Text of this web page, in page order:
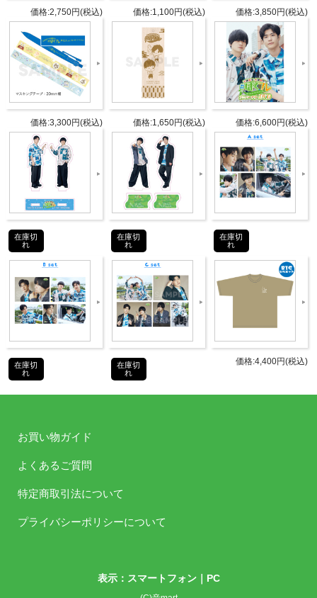
発売元
タブリエ・コミュニケーションズ株
販売元
タブリエ・コミュニケーションズ株
JANコ
ード
4582778180352
商品番
号
GOODS-1164
お買い物ガイド
よくある質問
価格:2,750円(税込) 価格:1,100円(税込) 価格:3,850円(税込)
価格:3,300円(税込) 価格:1,650円(税込) 価格:6,600円(税込)
在庫切
れ
在庫切
れ
在庫切
れ
在庫切
れ
在庫切
れ
価格:4,400円(税込)
お買い物ガイド
よくあるご質問
特定商取引法について
プライバシーポリシーについて
表示：スマートフォン｜ PC